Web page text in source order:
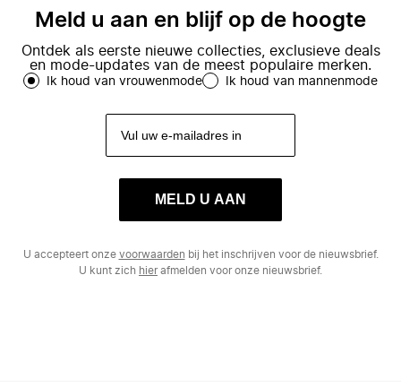
Meld u aan en blijf op de hoogte
Ontdek als eerste nieuwe collecties, exclusieve deals
en mode-updates van de meest populaire merken.
Ik houd van vrouwenmode Ik houd van mannenmode
MELD U AAN
U accepteert onze voorwaarden bij het inschrijven voor de nieuwsbrief.
U kunt zich hierafmelden voor onze nieuwsbrief.